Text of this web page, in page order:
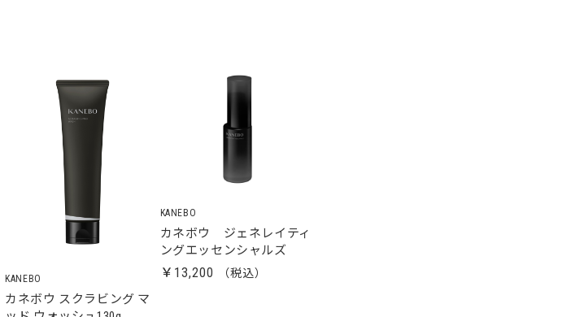
KANEBO
カネボウ スクラビング マ
KANEBO
カネボウ ジェネレイティ
ングエッセンシャルズ
￥13,200